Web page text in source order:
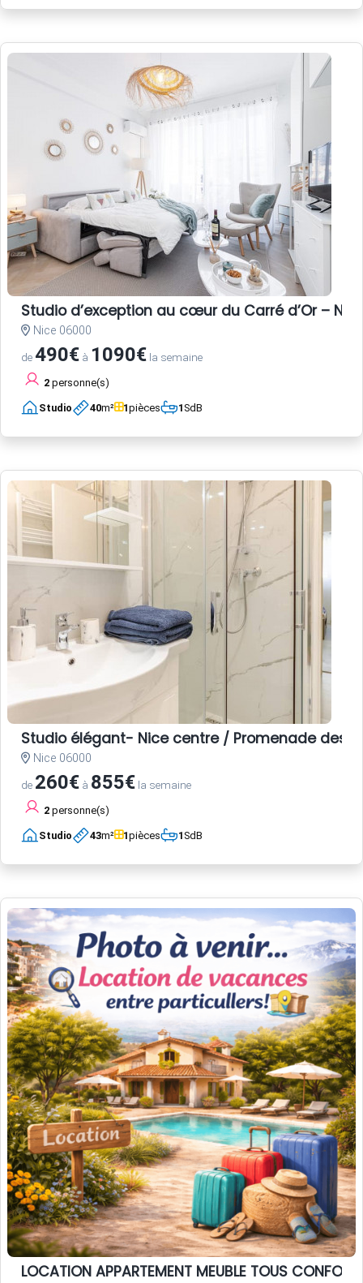
Studio d’exception au cœur du Carré d’Or –
Nice 06000
de490€ à 1090€ la semaine
2 personne(s)
Studio 40m² 1pièces 1SdB
Studio élégant- Nice centre / Promenade des
Nice 06000
de 260€ à 855€ la semaine
2 personne(s)
Studio 43m² 1pièces 1SdB
LOCATION APPARTEMENT MEUBLE TOUS CONFORT